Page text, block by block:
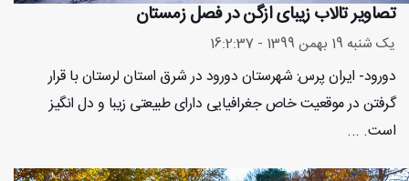
تصاویر تالاب زیبای ازگن در فصل زمستان
یک شنبه 19 بهمن 1399 - 16:2:37
دورود- ایران پرس: شهرستان دورود در شرق استان لرستان با قرار
گرفتن در موقعیت خاص جغرافیایی دارای طبیعتی زیبا و دل انگیز
است. ...